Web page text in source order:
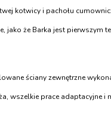
kotwicy i pachołu
że Barka jest
ściany zewnętrzne
wszelkie prace